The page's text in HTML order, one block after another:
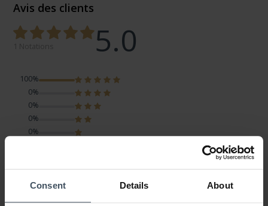
Consent Details About
Avis des clients
5.0
100%
0%
0%
0%
0%
Avis par Priska jeudi, 24 décembre 2020